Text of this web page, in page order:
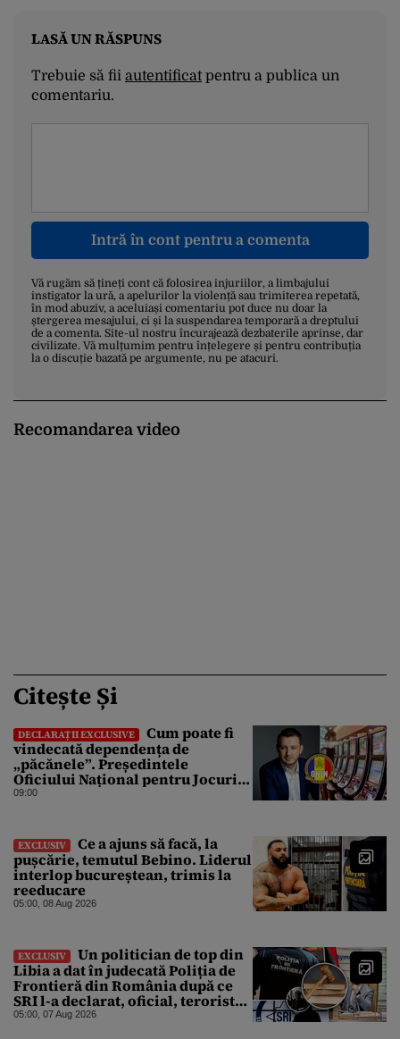
LASĂ UN RĂSPUNS
Trebuie să fii autentificatpentru a publica un
comentariu.
Intră în cont pentru a comenta
Vă rugăm să țineți cont că folosirea injuriilor, a limbajului
instigator la ură, a apelurilor la violență sau trimiterea repetată,
în mod abuziv, a aceluiași comentariu pot duce nu doar la
ștergerea mesajului, ci și la suspendarea temporară a dreptului
de a comenta. Site-ul nostru încurajează dezbaterile aprinse, dar
civilizate. Vă mulțumim pentru înțelegere și pentru contribuția
la o discuție bazată pe argumente, nu pe atacuri.
Recomandarea video
Citește Și
DECLARAȚII EXCLUSIVE
Cum poate fi
vindecată dependența de
„păcănele”. Președintele
Oficiului Național pentru Jocuri
de Noroc propune o ordonanță de
unică
09:00
EXCLUSIV
Ce a ajuns să facă, la
pușcărie, temutul Bebino. Liderul
interlop bucureștean, trimis la
reeducare
05:00, 08 Aug 2026
EXCLUSIV
Un politician de top din
Libia a dat în judecată Poliția de
Frontieră din România după ce
SRI l-a declarat, oficial, terorist
ISIS
05:00, 07 Aug 2026